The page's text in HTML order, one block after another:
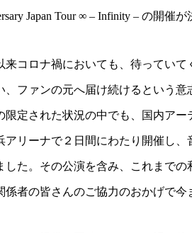
Japan Tour ∞ – Infinity – の開催が
来コロナ禍においても、待ってい
、ファンの元へ届け続けるという
限定された状況の中でも、国内ア
アリーナで２日間にわたり開催し
した。その公演を含み、これまで
係者の皆さんのご協力のおかげで今